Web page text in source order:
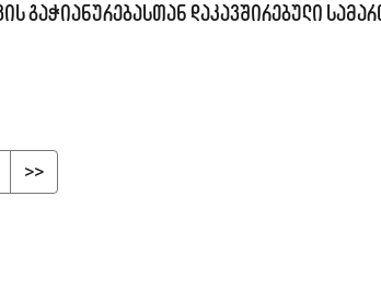
გაჭიანურებასთან დაკავშირებული
>>